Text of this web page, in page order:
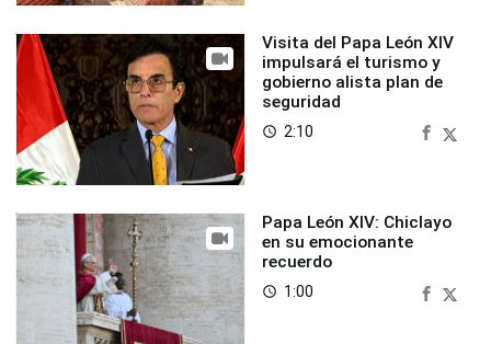
Visita del Papa León XIV
impulsará el turismo y
gobierno alista plan de
seguridad
access_time 2:10
Papa León XIV: Chiclayo
en su emocionante
recuerdo
access_time 1:00